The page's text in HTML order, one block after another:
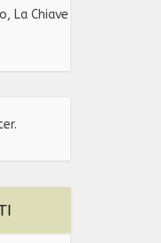
La Chiave